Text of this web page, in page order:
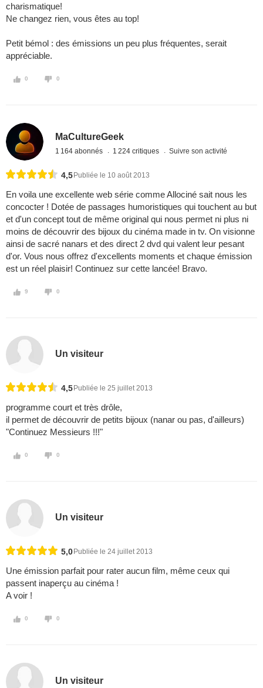
charismatique!
Ne changez rien, vous êtes au top!
Petit bémol : des émissions un peu plus fréquentes, serait
appréciable.
0 0
MaCultureGeek
1 164 abonnés 1 224 critiques Suivre son activité
4,5 Publiée le 10 août 2013
En voila une excellente web série comme Allociné sait nous les
concocter ! Dotée de passages humoristiques qui touchent au but
et d'un concept tout de même original qui nous permet ni plus ni
moins de découvrir des bijoux du cinéma made in tv. On visionne
ainsi de sacré nanars et des direct 2 dvd qui valent leur pesant
d'or. Vous nous offrez d'excellents moments et chaque émission
est un réel plaisir! Continuez sur cette lancée! Bravo.
9 0
Un visiteur
4,5 Publiée le 25 juillet 2013
programme court et très drôle,
il permet de découvrir de petits bijoux (nanar ou pas, d'ailleurs)
"Continuez Messieurs !!!"
0 0
Un visiteur
5,0 Publiée le 24 juillet 2013
Une émission parfait pour rater aucun film, même ceux qui
passent inaperçu au cinéma !
A voir !
0 0
Un visiteur